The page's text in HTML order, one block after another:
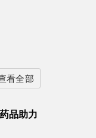
看全部
品助力